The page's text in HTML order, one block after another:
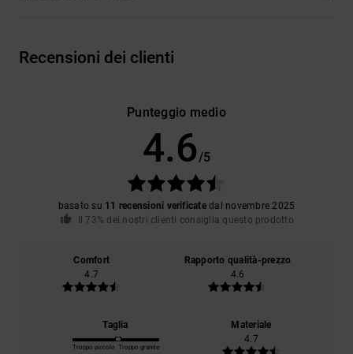
Recensioni dei clienti
Punteggio medio
4.6 /5
basato su 11 recensioni verificatedal novembre 2025
Il 73% dei nostri clienti consiglia questo prodotto
Comfort
4.7
Rapporto qualità-prezzo
4.6
Taglia
Troppo piccolo Troppo grande
Materiale
4.7